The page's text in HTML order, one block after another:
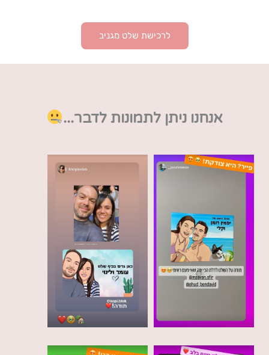
לרכישת שלט מגניב
אנחנו ניתן לתמונות לדבר...